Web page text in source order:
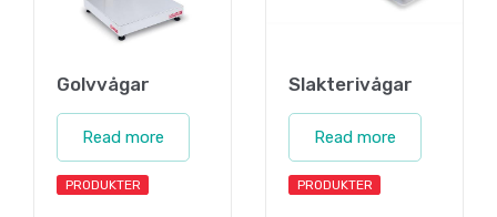
Golvvågar
Read more
PRODUKTER
Slakterivågar
Read more
PRODUKTER